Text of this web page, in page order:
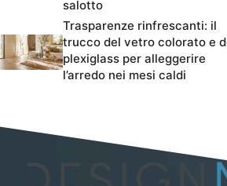
salotto
Trasparenze rinfrescanti: il
trucco del vetro colorato e
plexiglass per alleggerire
l’arredo nei mesi caldi